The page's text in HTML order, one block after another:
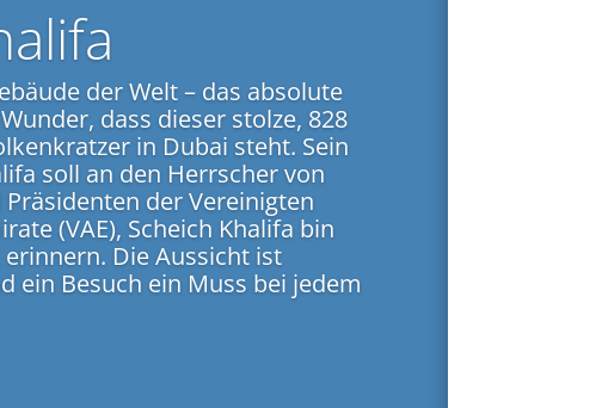
der Welt – das absolute
dass dieser stolze, 828
in Dubai steht. Sein
soll an den Herrscher von
der Vereinigten
(VAE), Scheich Khalifa bin
erinnern. Die Aussicht ist
ein Besuch ein Muss bei jedem